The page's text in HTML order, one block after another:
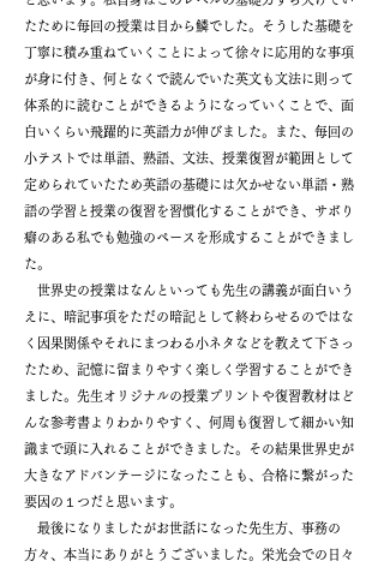
たために毎回の授業は目から鱗でした。そうした基礎を
丁寧に積み重ねていくことによって徐々に応用的な事項
が身に付き、何となくで読んでいた英文も文法に則って
体系的に読むことができるようになっていくことで、面
白いくらい飛躍的に英語力が伸びました。また、毎回の
小テストでは単語、熟語、文法、授業復習が範囲として
定められていたため英語の基礎には欠かせない単語・熟
語の学習と授業の復習を習慣化することができ、サボり
癖のある私でも勉強のペースを形成することができまし
た。
世界史の授業はなんといっても先生の講義が面白いう
えに、暗記事項をただの暗記として終わらせるのではな
く因果関係やそれにまつわる小ネタなどを教えて下さっ
たため、記憶に留まりやすく楽しく学習することができ
ました。先生オリジナルの授業プリントや復習教材はど
んな参考書よりわかりやすく、何周も復習して細かい知
識まで頭に入れることができました。その結果世界史が
大きなアドバンテージになったことも、合格に繋がった
要因の１つだと思います。
最後になりましたがお世話になった先生方、事務の
方々、本当にありがとうございました。栄光会での日々